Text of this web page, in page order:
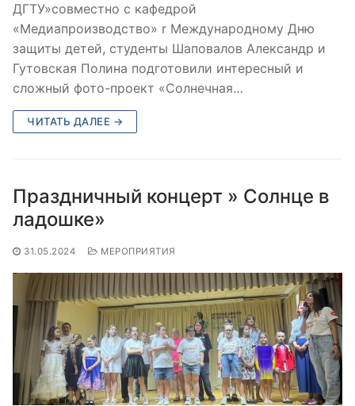
ДГТУ»совместно с кафедрой
«Медиапроизводство» r Международному Дню
защиты детей, студенты Шаповалов Александр и
Гутовская Полина подготовили интересный и
сложный фото-проект «Солнечная…
ЧИТАТЬ ДАЛЕЕ →
Праздничный концерт » Солнце в
ладошке»
31.05.2024 МЕРОПРИЯТИЯ